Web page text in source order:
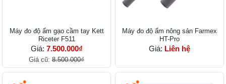
Máy đo độ ẩm gạo cầm tay Kett
Riceter F511
Giá: 7.500.000₫
Giá cũ: 8.500.000₫
Máy đo độ ẩm nông sản Farmex
HT-Pro
Giá: Liên hệ